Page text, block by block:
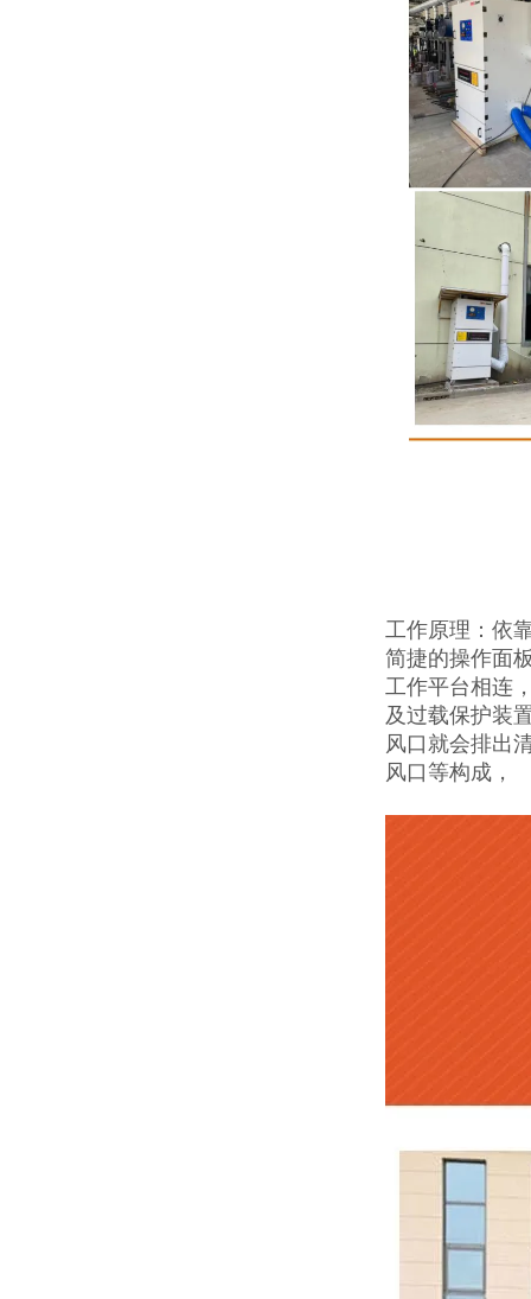
工作原理：依
简捷的操作面
工作平台相连
及过载保护装
风口就会排出
风口等构成，